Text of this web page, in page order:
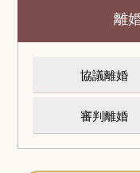
離
協議離婚
審判離婚